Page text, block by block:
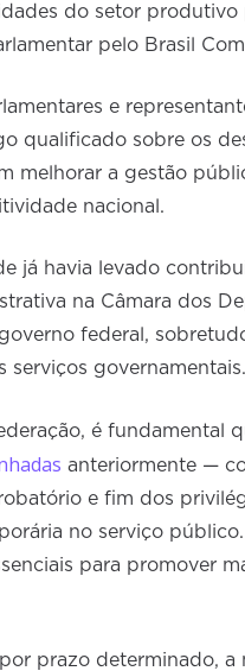
do setor
pelo Brasil
e
qualificado sobre os
melhorar a gestão
nacional.
já havia levado
na Câmara dos
federal,
serviços governamentais.
é fundamental
anteriormente —
e fim dos
no serviço
para promover
prazo determinado,